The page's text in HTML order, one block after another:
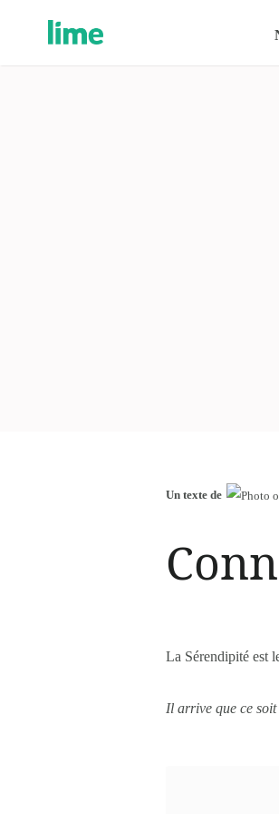
Un texte de
La Sérendipité est
Il arrive que ce